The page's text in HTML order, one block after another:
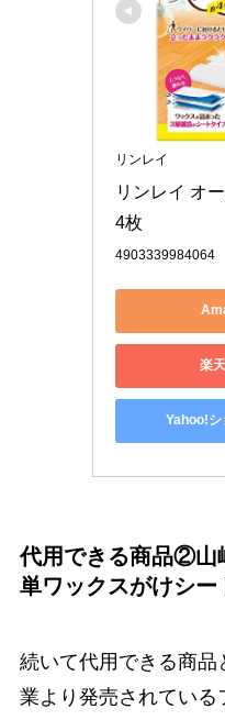
リンレイ
リンレイ オ
4枚
4903339984064
楽
Yahoo!シ
代用できる商品②山
単ワックスがけシ
続いて代用できる商
業より発売されている